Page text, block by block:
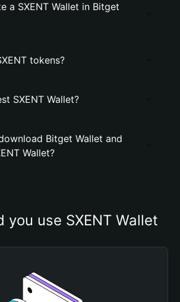
a SXENT Wallet in Bitget
tokens?
SXENT Wallet?
Bitget Wallet and
Wallet?
you use SXENT Wallet